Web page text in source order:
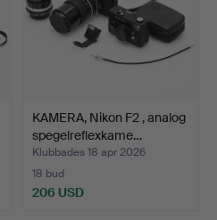
KAMERA, Nikon F2 , analog
spegelreflexkame…
Klubbades 18 apr 2026
18 bud
206 USD